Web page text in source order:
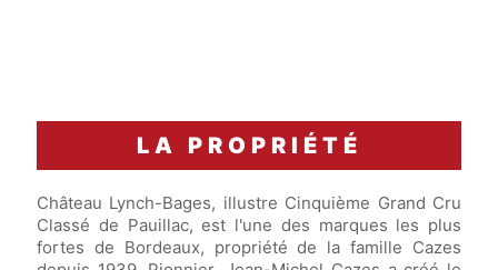
LA PROPRIÉTÉ
Château Lynch-Bages, illustre Cinquième Grand Cru
Classé de Pauillac, est l'une des marques les plus
fortes de Bordeaux, propriété de la famille Cazes